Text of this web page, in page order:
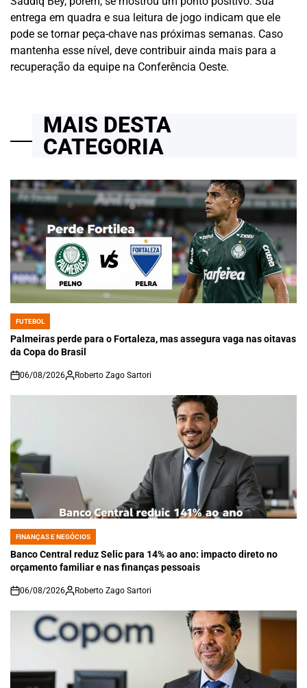
entrega em quadra e sua leitura de jogo indicam que ele
pode se tornar peça-chave nas próximas semanas. Caso
mantenha esse nível, deve contribuir ainda mais para a
recuperação da equipe na Conferência Oeste.
MAIS DESTA
CATEGORIA
POSTED
IN
FUTEBOL
Palmeiras perde para o Fortaleza, mas assegura vaga nas oitavas
da Copa do Brasil
on
06/08/2026 Roberto Zago Sartori
POSTED
IN
FINANÇAS E NEGÓCIOS
Banco Central reduz Selic para 14% ao ano: impacto direto no
orçamento familiar e nas finanças pessoais
on
06/08/2026 Roberto Zago Sartori